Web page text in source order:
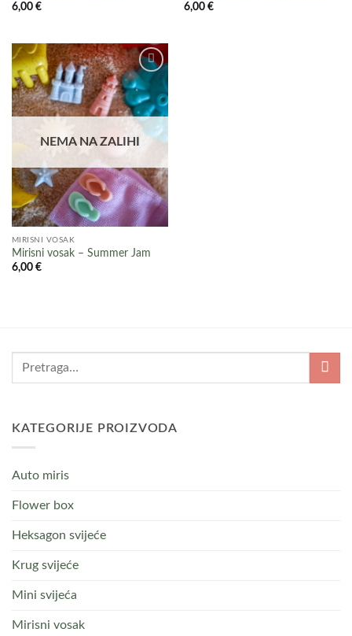
6,00 €
6,00 €
Add to
wishlist
NEMA NA ZALIHI
MIRISNI VOSAK
Mirisni vosak – Summer Jam
6,00 €
KATEGORIJE PROIZVODA
Auto miris
Flower box
Heksagon svijeće
Krug svijeće
Mini svijeća
Mirisni vosak